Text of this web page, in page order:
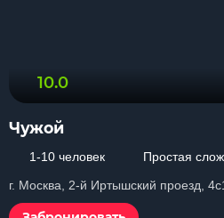
10.0
Чужой
1-10 человек
Простая
г. Москва, 2-й Иртышский проезд,